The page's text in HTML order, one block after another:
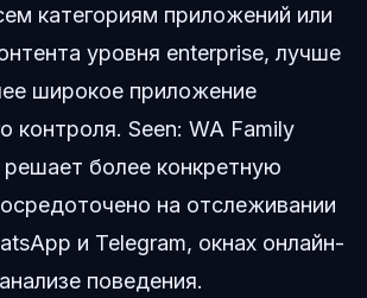
категориям приложений или
уровня enterprise, лучше
широкое приложение
контроля. Seen: WA Family
решает более конкретную
на отслеживании
и Telegram, окнах онлайн-
поведения.